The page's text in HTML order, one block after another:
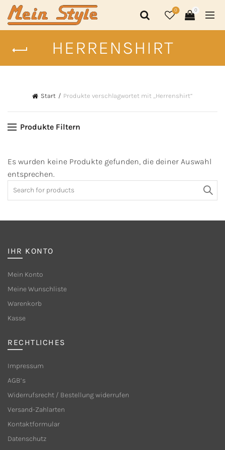
0 0
HERRENSHIRT
Start Produkte verschlagwortet mit „Herrenshirt“
Produkte Filtern
Es wurden keine Produkte gefunden, die deiner Auswahl
entsprechen.
IHR KONTO
Mein Konto
Meine Wunschliste
Warenkorb
Kasse
RECHTLICHES
Impressum
AGB’s
Widerrufsrecht / Bestellung widerrufen
Versand-Zahlarten
Kontaktformular
Datenschutz